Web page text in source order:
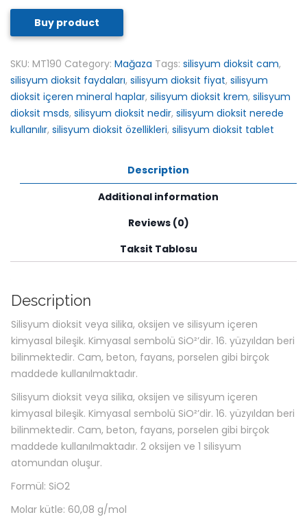
Buy product
SKU: MT190 Category: Mağaza Tags: silisyum dioksit cam,
silisyum dioksit faydaları, silisyum dioksit fiyat, silisyum
dioksit içeren mineral haplar, silisyum dioksit krem, silisyum
dioksit msds, silisyum dioksit nedir, silisyum dioksit nerede
kullanılır, silisyum dioksit özellikleri, silisyum dioksit tablet
Description
Additional information
Reviews (0)
Taksit Tablosu
Description
Silisyum dioksit veya silika, oksijen ve silisyum içeren
kimyasal bileşik. Kimyasal sembolü SiO²’dir. 16. yüzyıldan beri
bilinmektedir. Cam, beton, fayans, porselen gibi birçok
maddede kullanılmaktadır.
Silisyum dioksit veya silika, oksijen ve silisyum içeren
kimyasal bileşik. Kimyasal sembolü SiO²’dir. 16. yüzyıldan beri
bilinmektedir. Cam, beton, fayans, porselen gibi birçok
maddede kullanılmaktadır. 2 oksijen ve 1 silisyum
atomundan oluşur.
Formül: SiO2
Molar kütle: 60,08 g/mol